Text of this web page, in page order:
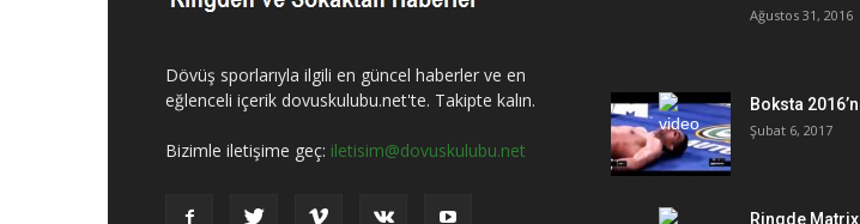
Dövüş sporlarıyla ilgili en güncel haberler ve en
eğlenceli içerik dovuskulubu.net'te. Takipte kalın.
Bizimle iletişime geç: iletisim@dovuskulubu.net
Ağustos 31, 2016
Boksta
Şubat 6, 2017
Ringde